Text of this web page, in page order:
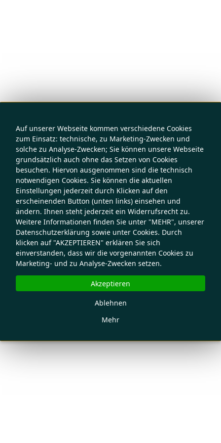
Auf unserer Webseite kommen verschiedene Cookies
zum Einsatz: technische, zu Marketing-Zwecken und
solche zu Analyse-Zwecken; Sie können unsere Webseite
grundsätzlich auch ohne das Setzen von Cookies
besuchen. Hiervon ausgenommen sind die technisch
notwendigen Cookies. Sie können die aktuellen
Einstellungen jederzeit durch Klicken auf den
erscheinenden Button (unten links) einsehen und
ändern. Ihnen steht jederzeit ein Widerrufsrecht zu.
Weitere Informationen finden Sie unter "MEHR", unserer
Datenschutzerklärung sowie unter Cookies. Durch
klicken auf "AKZEPTIEREN" erklären Sie sich
einverstanden, dass wir die vorgenannten Cookies zu
Marketing- und zu Analyse-Zwecken setzen.
Mehr
Ablehnen
Akzeptieren